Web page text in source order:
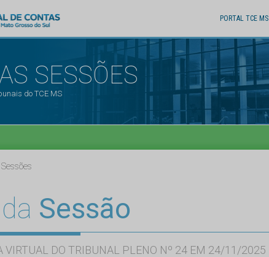
PORTAL TCE MS
SESSÕES
do TCE MS
Sessão
VIRTUAL DO TRIBUNAL PLENO Nº 24 EM 24/11/2025